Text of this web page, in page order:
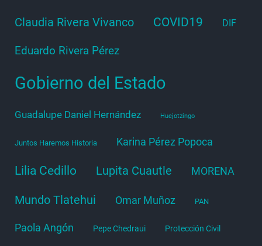
Claudia Rivera Vivanco COVID19 DIF
Eduardo Rivera Pérez
Gobierno del Estado
Guadalupe Daniel Hernández Huejotzingo
Juntos Haremos Historia Karina Pérez Popoca
Lilia Cedillo Lupita Cuautle MORENA
Mundo Tlatehui Omar Muñoz PAN
Paola Angón Pepe Chedraui Protección Civil